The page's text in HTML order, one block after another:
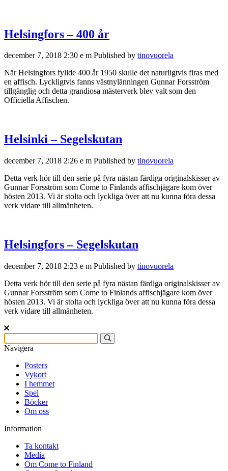
Helsingfors – 400 år
december 7, 2018 2:30 e m Published by tinovuorela
När Helsingfors fyllde 400 år 1950 skulle det naturligtvis firas med
en affisch. Lyckligtvis fanns västnylänningen Gunnar Forsström
tillgänglig och detta grandiosa mästerverk blev valt som den
Officiella Affischen.
Helsinki – Segelskutan
december 7, 2018 2:26 e m Published by tinovuorela
Detta verk hör till den serie på fyra nästan färdiga originalskisser av
Gunnar Forsström som Come to Finlands affischjägare kom över
hösten 2013. Vi är stolta och lyckliga över att nu kunna föra dessa
verk vidare till allmänheten.
Helsingfors – Segelskutan
december 7, 2018 2:23 e m Published by tinovuorela
Detta verk hör till den serie på fyra nästan färdiga originalskisser av
Gunnar Forsström som Come to Finlands affischjägare kom över
hösten 2013. Vi är stolta och lyckliga över att nu kunna föra dessa
verk vidare till allmänheten.
Navigera
Posters
Vykort
I hemmet
Spel
Böcker
Om oss
Information
Ta kontakt
Media
Om Come to Finland